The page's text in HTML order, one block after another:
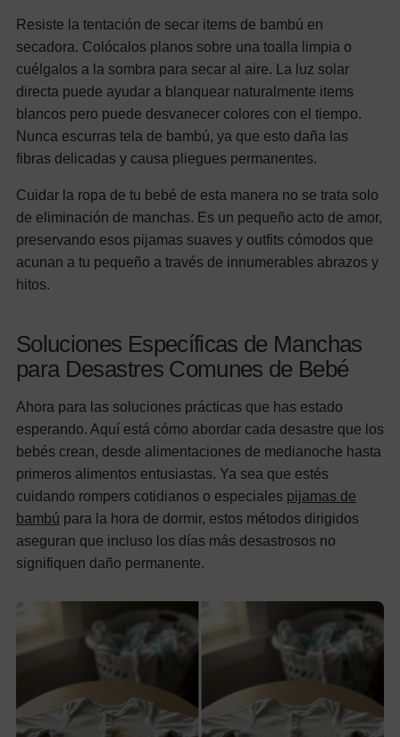
Resiste la tentación de secar items de bambú en
secadora. Colócalos planos sobre una toalla limpia o
cuélgalos a la sombra para secar al aire. La luz solar
directa puede ayudar a blanquear naturalmente items
blancos pero puede desvanecer colores con el tiempo.
Nunca escurras tela de bambú, ya que esto daña las
fibras delicadas y causa pliegues permanentes.
Cuidar la ropa de tu bebé de esta manera no se trata solo
de eliminación de manchas. Es un pequeño acto de amor,
preservando esos pijamas suaves y outfits cómodos que
acunan a tu pequeño a través de innumerables abrazos y
hitos.
Soluciones Específicas de Manchas
para Desastres Comunes de Bebé
Ahora para las soluciones prácticas que has estado
esperando. Aquí está cómo abordar cada desastre que los
bebés crean, desde alimentaciones de medianoche hasta
primeros alimentos entusiastas. Ya sea que estés
cuidando rompers cotidianos o especiales pijamas de
bambú para la hora de dormir, estos métodos dirigidos
aseguran que incluso los días más desastrosos no
signifiquen daño permanente.